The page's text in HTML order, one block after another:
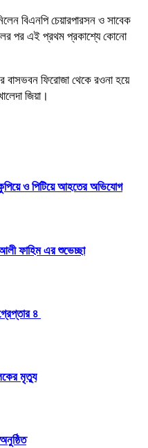
বিএনপি চেয়ারপারসন ও সাবেক
পর এই প্রথম প্রকাশ্যে কোনো
বাসভবন ফিরোজা থেকে রওনা হয়ে
জিয়া।
ও পিটিয়ে আহতের অভিযোগ
ফাহিম এর শুভেচ্ছা
৪
মৃত্যু